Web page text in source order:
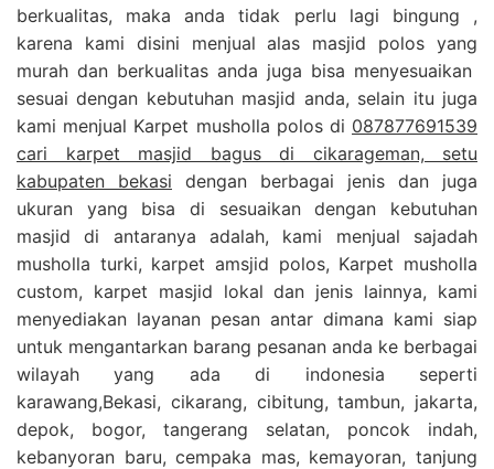
berkualitas, maka anda tidak perlu lagi bingung ,
karena kami disini menjual alas masjid polos yang
murah dan berkualitas anda juga bisa menyesuaikan
sesuai dengan kebutuhan masjid anda, selain itu juga
kami menjual Karpet musholla polos di 087877691539
cari karpet masjid bagus di cikarageman, setu
kabupaten bekasi dengan berbagai jenis dan juga
ukuran yang bisa di sesuaikan dengan kebutuhan
masjid di antaranya adalah, kami menjual sajadah
musholla turki, karpet amsjid polos, Karpet musholla
custom, karpet masjid lokal dan jenis lainnya, kami
menyediakan layanan pesan antar dimana kami siap
untuk mengantarkan barang pesanan anda ke berbagai
wilayah yang ada di indonesia seperti
karawang,Bekasi, cikarang, cibitung, tambun, jakarta,
depok, bogor, tangerang selatan, poncok indah,
kebanyoran baru, cempaka mas, kemayoran, tanjung